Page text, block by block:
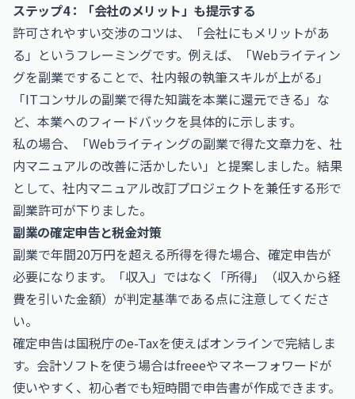
ステップ4：「会社のメリット」も提示する
許可されやすい交渉のコツは、「会社にもメリットがあ
る」というフレーミングです。例えば、「Webライティン
グを副業ですることで、社内報の執筆スキルが上がる」
「ITコンサルの副業で得た知識を本業に還元できる」な
ど、本業へのフィードバックを具体的に示します。
私の場合、「Webライティングの副業で得た文章力を、社
内マニュアルの改善に活かしたい」と提案しました。結果
として、社内マニュアル改訂プロジェクトを兼任する形で
副業許可が下りました。
副業の確定申告と税金対策
副業で年間20万円を超える所得を得た場合、確定申告が
必要になります。「収入」ではなく「所得」（収入から経
費を引いた金額）が判定基準である点に注意してくださ
い。
確定申告は国税庁のe-Taxを使えばオンラインで完結しま
す。会計ソフトを使う場合はfreeeやマネーフォワードが
使いやすく、初心者でも短時間で申告書が作成できます。